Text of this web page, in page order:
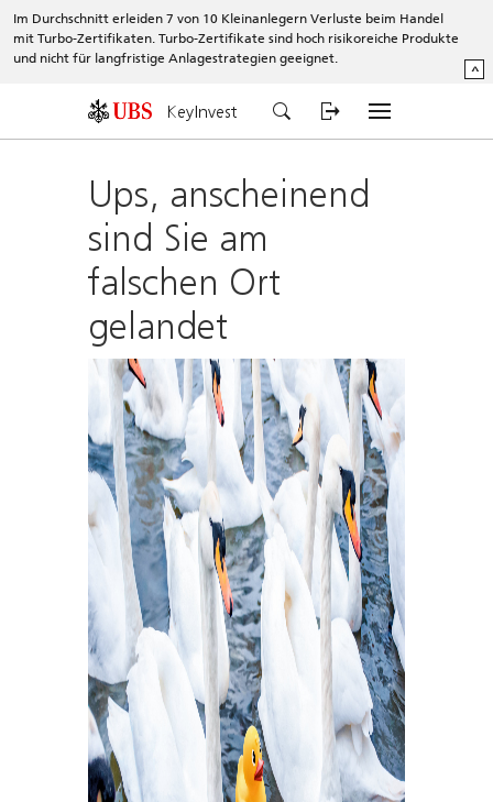
Im Durchschnitt erleiden 7 von 10 Kleinanlegern Verluste beim Handel
mit Turbo-Zertifikaten. Turbo-Zertifikate sind hoch risikoreiche Produkte
und nicht für langfristige Anlagestrategien geeignet.
^
KeyInvest
Ups, anscheinend
sind Sie am
falschen Ort
gelandet